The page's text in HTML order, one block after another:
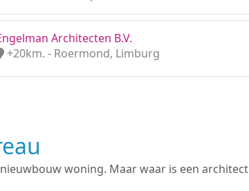
Architecten B.V.
+20km. - Roermond, Limburg
woning. Maar waar is een architect